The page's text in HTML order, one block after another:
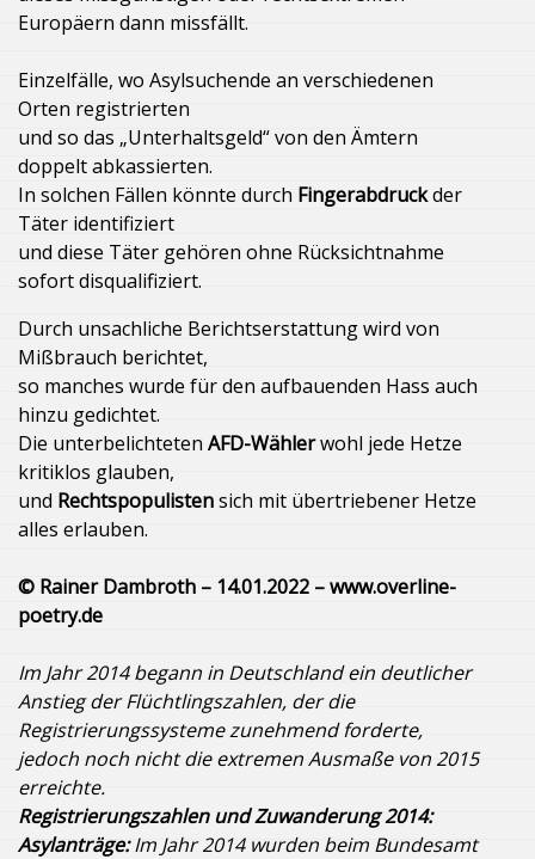
Europäern dann missfällt.
Einzelfälle, wo Asylsuchende an verschiedenen
Orten registrierten
und so das „Unterhaltsgeld“ von den Ämtern
doppelt abkassierten.
In solchen Fällen könnte durch Fingerabdruckder
Täter identifiziert
und diese Täter gehören ohne Rücksichtnahme
sofort disqualifiziert.
Durch unsachliche Berichtserstattung wird von
Mißbrauch berichtet,
so manches wurde für den aufbauenden Hass auch
hinzu gedichtet.
Die unterbelichteten AFD-Wählerwohl jede Hetze
kritiklos glauben,
und Rechtspopulistensich mit übertriebener Hetze
alles erlauben.
© Rainer Dambroth – 14.01.2022 – www.overline-
poetry.de
Im Jahr 2014 begann in Deutschland ein deutlicher
Anstieg der Flüchtlingszahlen, der die
Registrierungssysteme zunehmend forderte,
jedoch noch nicht die extremen Ausmaße von 2015
erreichte.
Registrierungszahlen und Zuwanderung 2014:
Asylanträge:Im Jahr 2014 wurden beim Bundesamt